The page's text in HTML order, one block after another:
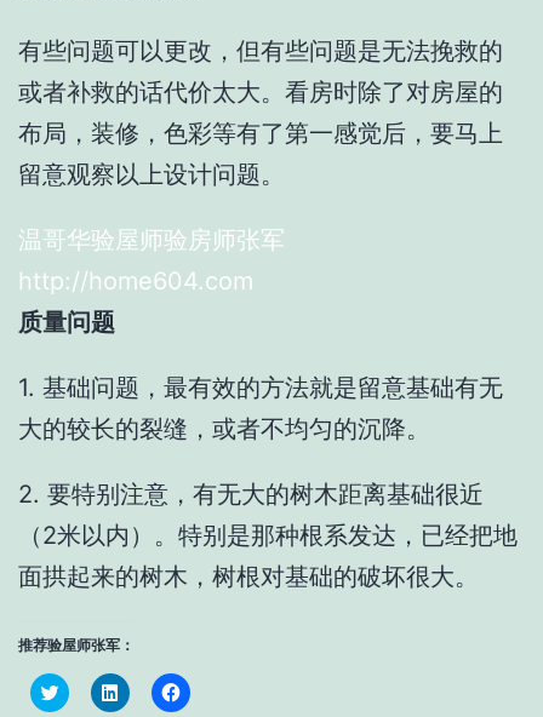
有些问题可以更改，但有些问题是无法挽救的
或者补救的话代价太大。看房时除了对房屋的
布局，装修，色彩等有了第一感觉后，要马上
留意观察以上设计问题。
温哥华验屋师验房师张军
http://home604.com
质量问题
1. 基础问题，最有效的方法就是留意基础有无
大的较长的裂缝，或者不均匀的沉降。
2. 要特别注意，有无大的树木距离基础很近
（2米以内）。特别是那种根系发达，已经把地
面拱起来的树木，树根对基础的破坏很大。
推荐验屋师张军：
Click
to
Click
to
Click
to